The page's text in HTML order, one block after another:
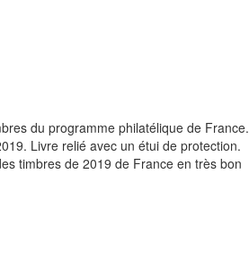
du programme philatélique de France.
Livre relié avec un étui de protection.
timbres de 2019 de France en très bon